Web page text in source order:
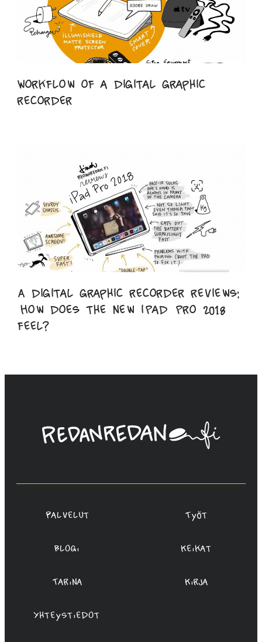
Workflow of a digital graphic
recorder
A digital graphic recorder reviews:
How does the new iPad Pro 2018
feel?
Linda
Saukko-
Oy
Palvelut Työt
Blogi Keikat
Tarina Kirja
Yhteystiedot